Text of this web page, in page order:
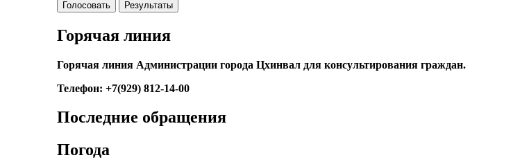
Голосовать Результаты
Горячая линия
Горячая линия Администрации города Цхинвал для консультирования граждан.
Телефон: +7(929) 812-14-00
Последние обращения
Погода